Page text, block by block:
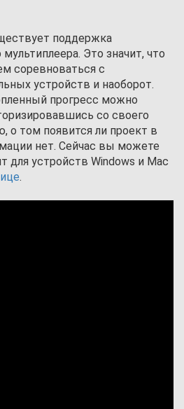
поддержка
Это значит, что
соревноваться с
устройств и наоборот.
прогресс можно
со своего
о том появится ли проект в
нет. Сейчас вы можете
для устройств Windows и Mac
.